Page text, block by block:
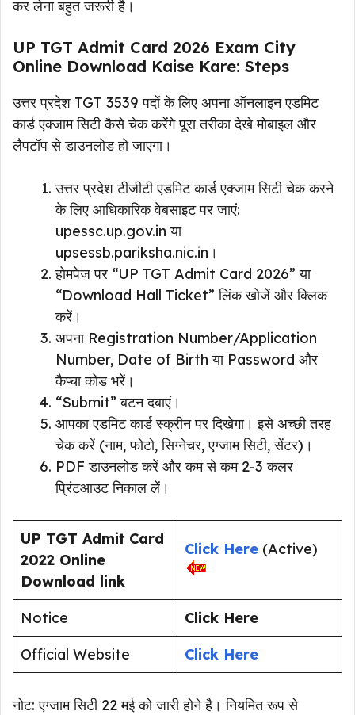
कर लेना बहुत जरूरी है।
UP TGT Admit Card 2026 Exam City
Online Download Kaise Kare: Steps
उत्तर प्रदेश TGT 3539 पदों के लिए अपना ऑनलाइन एडमिट
कार्ड एक्जाम सिटी कैसे चेक करेंगे पूरा तरीका देखे मोबाइल और
लैपटॉप से डाउनलोड हो जाएगा।
उत्तर प्रदेश टीजीटी एडमिट कार्ड एक्जाम सिटी चेक करने
के लिए आधिकारिक वेबसाइट पर जाएं:
upessc.up.gov.in या
upsessb.pariksha.nic.in।
होमपेज पर “UP TGT Admit Card 2026” या
“Download Hall Ticket” लिंक खोजें और क्लिक
करें।
अपना Registration Number/Application
Number, Date of Birth या Password और
कैप्चा कोड भरें।
“Submit” बटन दबाएं।
आपका एडमिट कार्ड स्क्रीन पर दिखेगा। इसे अच्छी तरह
चेक करें (नाम, फोटो, सिग्नेचर, एग्जाम सिटी, सेंटर)।
PDF डाउनलोड करें और कम से कम 2-3 कलर
प्रिंटआउट निकाल लें।
UP TGT Admit Card
2022 Online
Download link
Click Here (Active)
Notice
Click Here
Official Website
Click Here
नोट: एग्जाम सिटी 22 मई को जारी होने है। नियमित रूप से